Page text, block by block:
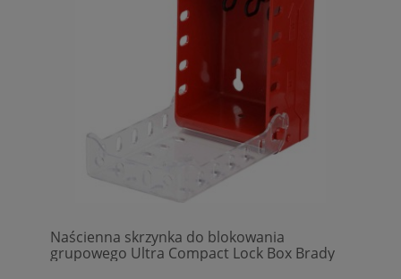
Naścienna skrzynka do blokowania
grupowego Ultra Compact Lock Box Brady